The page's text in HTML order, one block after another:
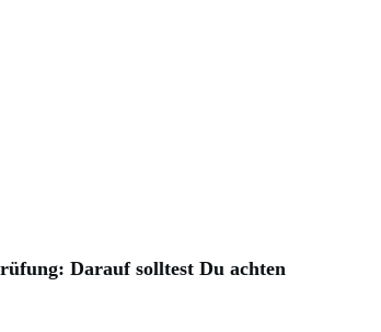
Darauf solltest Du achten